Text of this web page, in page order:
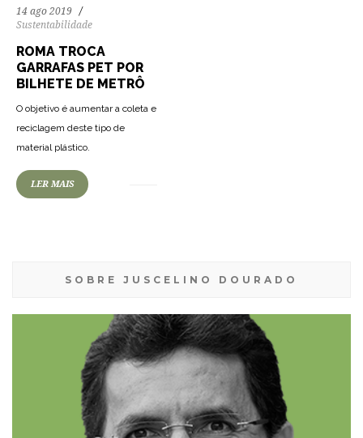
14 ago 2019
Sustentabilidade
ROMA TROCA
GARRAFAS PET POR
BILHETE DE METRÔ
O objetivo é aumentar a coleta e
reciclagem deste tipo de
material plástico.
LER MAIS
SOBRE JUSCELINO DOURADO